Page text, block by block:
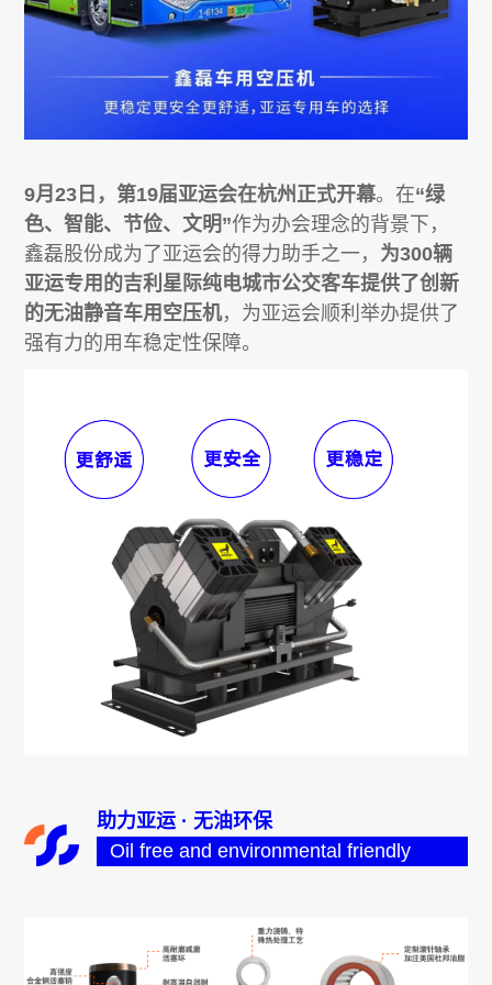
9月23日，第19届亚运会在杭州正式开幕。在“绿
色、智能、节俭、文明”作为办会理念的背景下，
鑫磊股份成为了亚运会的得力助手之一， 为300辆
亚运专用的吉利星际纯电城市公交客车提供了创新
的无油静音车用空压机，为亚运会顺利举办提供了
强有力的用车稳定性保障。
助力亚运 · 无油环保
Oil free and environmental friendly